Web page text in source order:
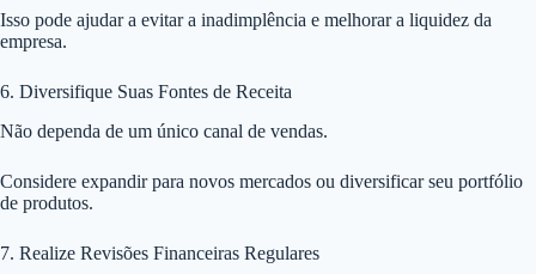
Isso pode ajudar a evitar a inadimplência e melhorar a liquidez da
empresa.
6. Diversifique Suas Fontes de Receita
Não dependa de um único canal de vendas.
Considere expandir para novos mercados ou diversificar seu portfólio
de produtos.
7. Realize Revisões Financeiras Regulares